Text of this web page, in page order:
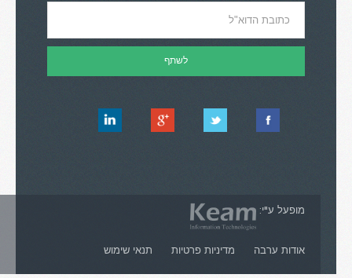
מופעל ע"י:
אודות ערבה מדיניות פרטיות תנאי שימוש